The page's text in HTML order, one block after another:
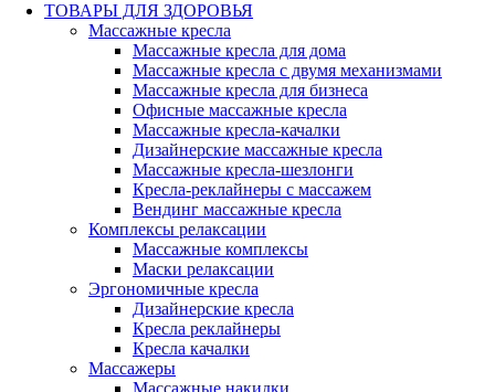
ТОВАРЫ ДЛЯ ЗДОРОВЬЯ
Массажные кресла
Массажные кресла для дома
Массажные кресла с двумя механизмами
Массажные кресла для бизнеса
Офисные массажные кресла
Массажные кресла-качалки
Дизайнерские массажные кресла
Массажные кресла-шезлонги
Кресла-реклайнеры с массажем
Вендинг массажные кресла
Комплексы релаксации
Массажные комплексы
Маски релаксации
Эргономичные кресла
Дизайнерские кресла
Кресла реклайнеры
Кресла качалки
Массажеры
Массажные накидки